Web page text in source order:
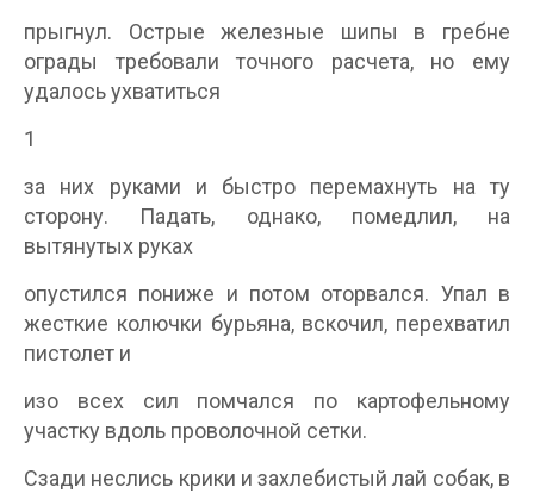
прыгнул. Острые железные шипы в гребне
ограды требовали точного расчета, но ему
удалось ухватиться
1
за них руками и быстро перемахнуть на ту
сторону. Падать, однако, помедлил, на
вытянутых руках
опустился пониже и потом оторвался. Упал в
жесткие колючки бурьяна, вскочил, перехватил
пистолет и
изо всех сил помчался по картофельному
участку вдоль проволочной сетки.
Сзади неслись крики и захлебистый лай собак, в